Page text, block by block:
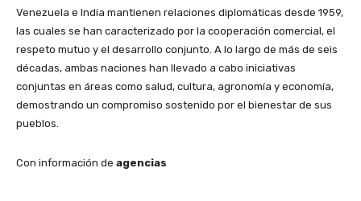
Venezuela e India mantienen relaciones diplomáticas desde 1959,
las cuales se han caracterizado por la cooperación comercial, el
respeto mutuo y el desarrollo conjunto. A lo largo de más de seis
décadas, ambas naciones han llevado a cabo iniciativas
conjuntas en áreas como salud, cultura, agronomía y economía,
demostrando un compromiso sostenido por el bienestar de sus
pueblos.
Con información de agencias